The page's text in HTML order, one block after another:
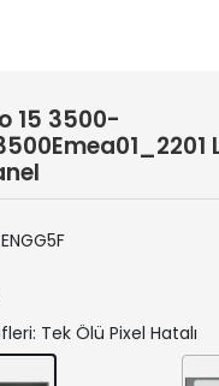
15 3500-
Tek Ölü Pixel Hatalı